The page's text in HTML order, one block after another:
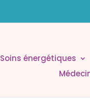
Soins énergétiques